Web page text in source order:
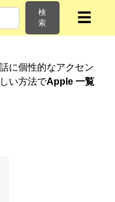
検
索
☰
に個性的なアクセン
い方法でApple 一覧